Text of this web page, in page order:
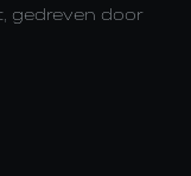
gedreven door